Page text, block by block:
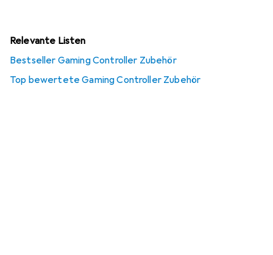
Relevante Listen
Bestseller Gaming Controller Zubehör
Top bewertete Gaming Controller Zubehör